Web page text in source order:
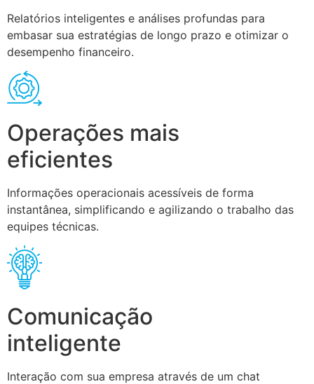
Relatórios inteligentes e análises profundas para
embasar sua estratégias de longo prazo e otimizar o
desempenho financeiro.
Operações mais
eficientes
Informações operacionais acessíveis de forma
instantânea, simplificando e agilizando o trabalho das
equipes técnicas.
Comunicação
inteligente
Interação com sua empresa através de um chat